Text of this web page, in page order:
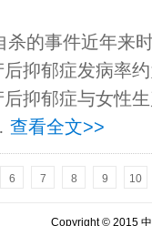
杀的事件近年来
抑郁症发病率
抑郁症与女性
查看全文>>
6 7 8 9 10
Copyright © 2015